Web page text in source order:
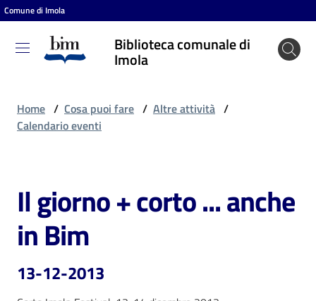
Vai al contenuto
Vai alla navigazione
Vai al footer
Comune di Imola
Biblioteca comunale di
Imola
Biblioteca
comunale
Cosa
puoi
fare
Home / Cosa puoi fare / Altre attività /
Calendario eventi
Salta al contenuto
Il giorno + corto ... anche
in Bim
13-12-2013